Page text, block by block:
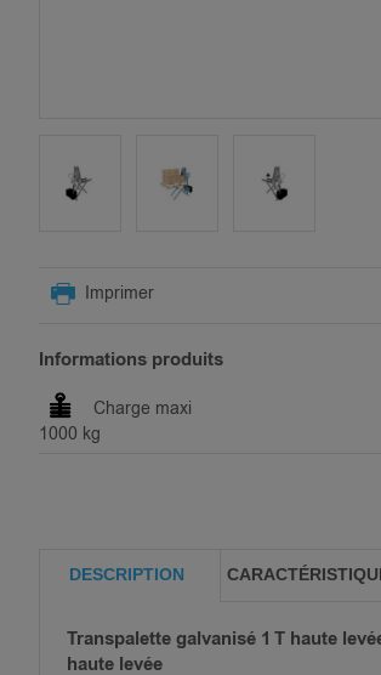
THE
THE
IMAGES
GALLERY
Imprimer
Informations produits
1000 kg
Charge maxi
DESCRIPTION
Transpalette galvanisé 1 T haute
haute levée